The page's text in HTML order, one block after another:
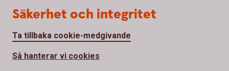
Säkerhet och integritet
Ta tillbaka cookie-medgivande
Så hanterar vi cookies